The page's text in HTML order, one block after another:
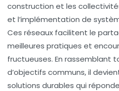
construction et les
et l’implémentation de
Ces réseaux facilitent le
meilleures pratiques et
fructueuses. En rassemblant
d’objectifs communs, il
solutions durables qui